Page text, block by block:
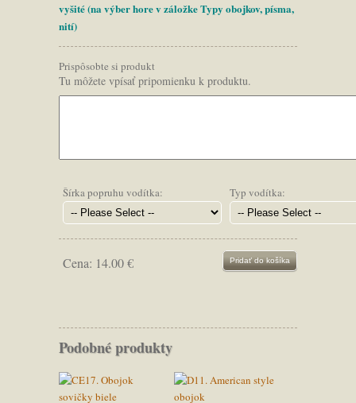
vyšité (na výber hore v záložke Typy obojkov, písma,
nití)
Prispôsobte si produkt
Tu môžete vpísať pripomienku k produktu.
Šírka popruhu vodítka: Typ vodítka:
Cena: 14.00 €
Podobné produkty